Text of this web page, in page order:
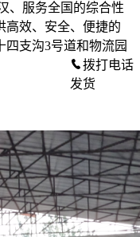
、服务全国的综合性
高效、安全、便捷的
支沟3号道和物流园
拨打电话
发货